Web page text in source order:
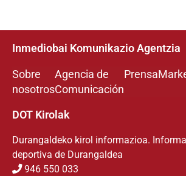
Inmediobai Komunikazio Agentzia
Sobre
nosotros
Agencia de
Comunicación
Prensa
DOT Kirolak
Durangaldeko kirol informazioa.
deportiva de Durangaldea
946 550 033